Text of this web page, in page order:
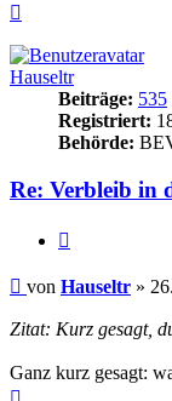
Hauseltr
Beiträge: 535
Registriert:
Behörde:
Re: Verbleib in
Beitrag
von Hauseltr »
Zitat: Kurz gesagt,
Ganz kurz gesagt: